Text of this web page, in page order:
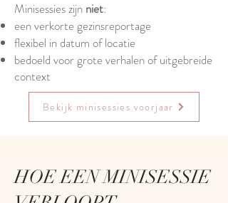
Minisessies zijn niet:
een verkorte gezinsreportage
flexibel in datum of locatie
bedoeld voor grote verhalen of uitgebreide
context
Bekijk minisessies voorjaar
HOE EEN MINISESSIE